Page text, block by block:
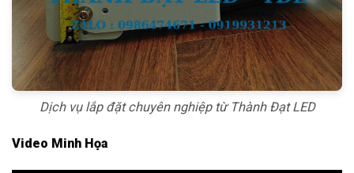
Dịch vụ lắp đặt chuyên nghiệp từ Thành Đạt LED
Video Minh Họa